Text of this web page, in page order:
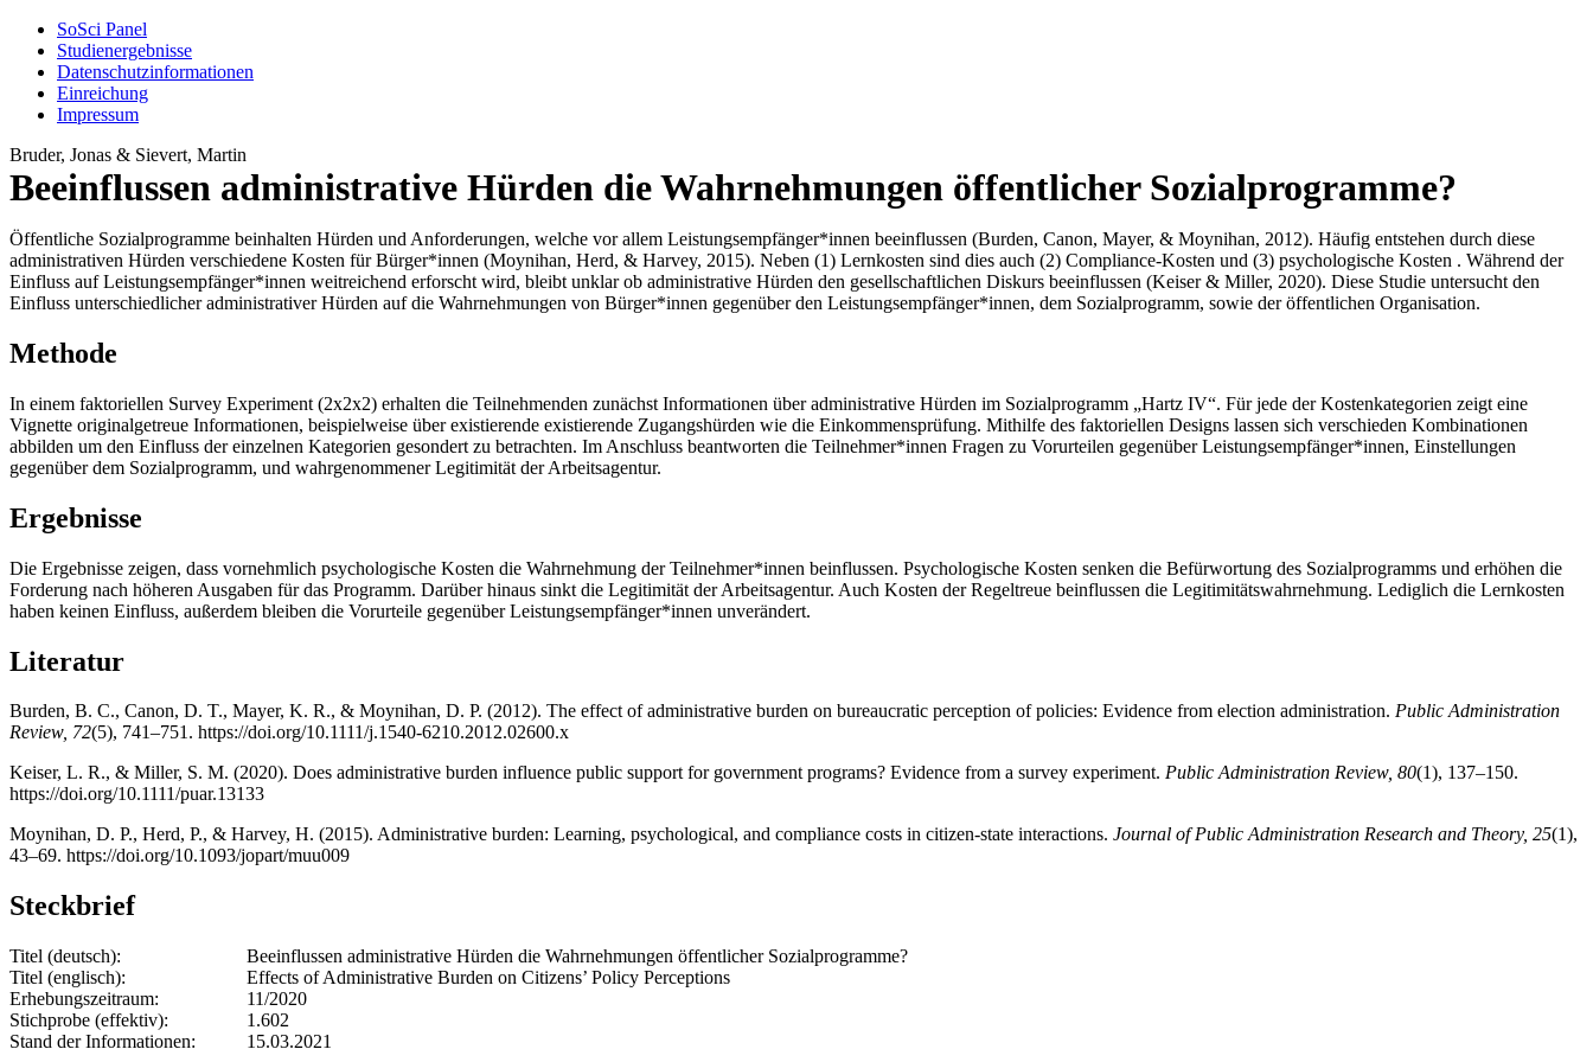
SoSci Panel
Studienergebnisse
Datenschutzinformationen
Einreichung
Impressum
Bruder, Jonas & Sievert, Martin
Beeinflussen administrative Hürden die Wahrnehmungen öffentlicher Sozialprogramme?
Öffentliche Sozialprogramme beinhalten Hürden und Anforderungen, welche vor allem Leistungsempfänger*innen beeinflussen (Burden, Canon, Mayer, & Moynihan, 2012). Häufig entstehen durch diese
administrativen Hürden verschiedene Kosten für Bürger*innen (Moynihan, Herd, & Harvey, 2015). Neben (1) Lernkosten sind dies auch (2) Compliance-Kosten und (3) psychologische Kosten . Während der
Einfluss auf Leistungsempfänger*innen weitreichend erforscht wird, bleibt unklar ob administrative Hürden den gesellschaftlichen Diskurs beeinflussen (Keiser & Miller, 2020). Diese Studie untersucht den
Einfluss unterschiedlicher administrativer Hürden auf die Wahrnehmungen von Bürger*innen gegenüber den Leistungsempfänger*innen, dem Sozialprogramm, sowie der öffentlichen Organisation.
Methode
In einem faktoriellen Survey Experiment (2x2x2) erhalten die Teilnehmenden zunächst Informationen über administrative Hürden im Sozialprogramm „Hartz IV“. Für jede der Kostenkategorien zeigt eine
Vignette originalgetreue Informationen, beispielweise über existierende existierende Zugangshürden wie die Einkommensprüfung. Mithilfe des faktoriellen Designs lassen sich verschieden Kombinationen
abbilden um den Einfluss der einzelnen Kategorien gesondert zu betrachten. Im Anschluss beantworten die Teilnehmer*innen Fragen zu Vorurteilen gegenüber Leistungsempfänger*innen, Einstellungen
gegenüber dem Sozialprogramm, und wahrgenommener Legitimität der Arbeitsagentur.
Ergebnisse
Die Ergebnisse zeigen, dass vornehmlich psychologische Kosten die Wahrnehmung der Teilnehmer*innen beinflussen. Psychologische Kosten senken die Befürwortung des Sozialprogramms und erhöhen die
Forderung nach höheren Ausgaben für das Programm. Darüber hinaus sinkt die Legitimität der Arbeitsagentur. Auch Kosten der Regeltreue beinflussen die Legitimitätswahrnehmung. Lediglich die Lernkosten
haben keinen Einfluss, außerdem bleiben die Vorurteile gegenüber Leistungsempfänger*innen unverändert.
Literatur
Burden, B. C., Canon, D. T., Mayer, K. R., & Moynihan, D. P. (2012). The effect of administrative burden on bureaucratic perception of policies: Evidence from election administration. Public Administration
Review, 72(5), 741–751. https://doi.org/10.1111/j.1540-6210.2012.02600.x
Keiser, L. R., & Miller, S. M. (2020). Does administrative burden influence public support for government programs? Evidence from a survey experiment. Public Administration Review, 80(1), 137–150.
https://doi.org/10.1111/puar.13133
Moynihan, D. P., Herd, P., & Harvey, H. (2015). Administrative burden: Learning, psychological, and compliance costs in citizen-state interactions. Journal of Public Administration Research and Theory, 25(1),
43–69. https://doi.org/10.1093/jopart/muu009
Steckbrief
Titel (deutsch):
Beeinflussen administrative Hürden die Wahrnehmungen öffentlicher Sozialprogramme?
Titel (englisch):
Effects of Administrative Burden on Citizens’ Policy Perceptions
Erhebungszeitraum:
11/2020
Stichprobe (effektiv):
1.602
Stand der Informationen:
15.03.2021